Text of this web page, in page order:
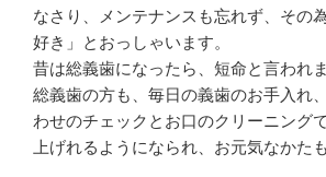
なさり、メンテナンスも忘れず、その
好き」とおっしゃいます。
昔は総義歯になったら、短命と言われ
総義歯の方も、毎日の義歯のお手入れ
わせのチェックとお口のクリーニング
上げれるようになられ、お元気なかた